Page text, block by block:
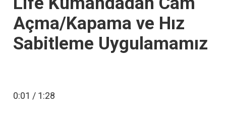
Açma/Kapama ve Hız
Sabitleme Uygulamamız
0:01 / 1:28